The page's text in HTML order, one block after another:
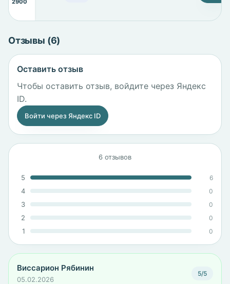
2900
Отзывы (6)
Оставить отзыв
Чтобы оставить отзыв, войдите через Яндекс
ID.
Войти через Яндекс ID
6 отзывов
5 6
4 0
3 0
2 0
1 0
Виссарион Рябинин
05.02.2026
5/5